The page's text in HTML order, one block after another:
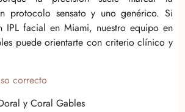
protocolo sensato y uno genérico. Si
IPL facial en Miami, nuestro equipo en
puede orientarte con criterio clínico y
correcto
y Coral Gables